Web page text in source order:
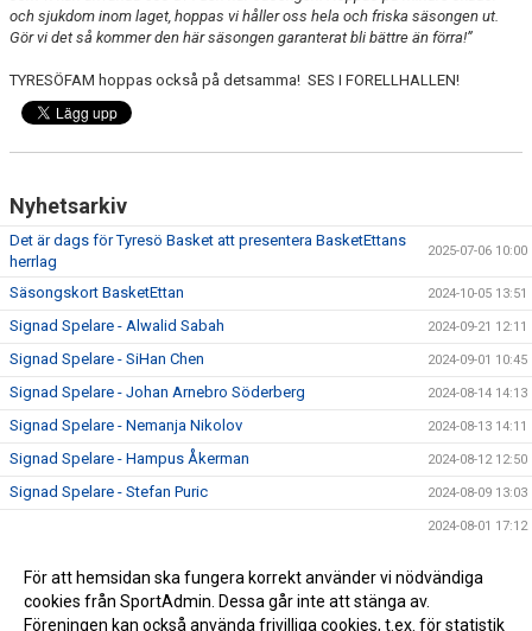
och sjukdom inom laget, hoppas vi håller oss hela och friska säsongen ut.
Gör vi det så kommer den här säsongen garanterat bli bättre än förra!”
TYRESÖFAM hoppas också på detsamma! SES I FORELLHALLEN!
Nyhetsarkiv
Det är dags för Tyresö Basket att presentera BasketEttans
herrlag
2025-07-06 10:00
Säsongskort BasketEttan 2024-10-05 13:51
Signad Spelare - Alwalid Sabah 2024-09-21 12:11
Signad Spelare - SiHan Chen 2024-09-01 10:45
Signad Spelare - Johan Arnebro Söderberg 2024-08-14 14:13
Signad Spelare - Nemanja Nikolov 2024-08-13 14:11
Signad Spelare - Hampus Åkerman 2024-08-12 12:50
Signad Spelare - Stefan Puric 2024-08-09 13:03
2024-08-01 17:12
herrlag - först ut Angelos Eleftheriadis
Herrar BasketEttan 2024-07-18 18:35
För att hemsidan ska fungera korrekt använder vi nödvändiga
cookies från SportAdmin. Dessa går inte att stänga av.
Föreningen kan också använda frivilliga cookies, t.ex. för statistik